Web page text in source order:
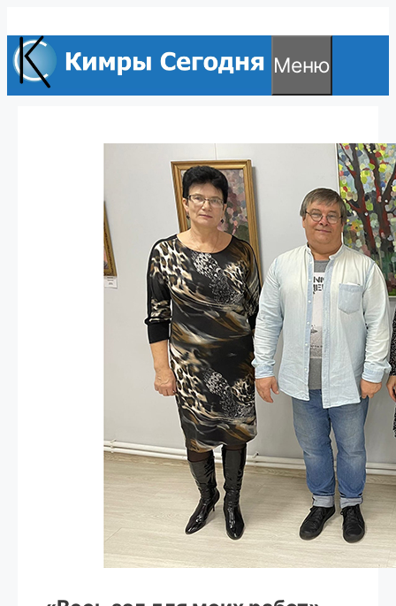
к
содержимому
Меню